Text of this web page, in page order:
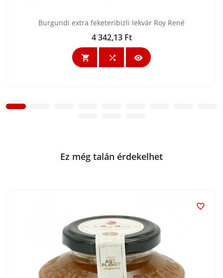
Burgundi extra feketeribizli lekvár Roy René
Ár
4 342,13 Ft
  
Ez még talán érdekelhet
